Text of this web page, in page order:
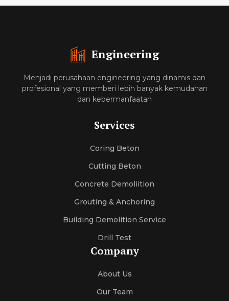
Engineering
Menjadi perusahaan engineering yang dinamis dan
profesional yang memberi lebih banyak kemudahan
dan kebermanfaatan
Services
Coring Beton
Cutting Beton
Concrete Demoliition
Grouting & Anchoring
Building Demolition Service
Drill Test
Company
About Us
Our Team